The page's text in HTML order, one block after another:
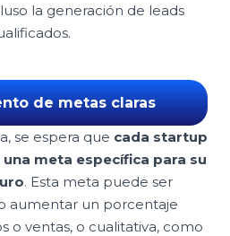
la generación de leads
de metas claras
se espera que cada startup
meta específica para su
. Esta meta puede ser
aumentar un porcentaje
o ventas, o cualitativa, como